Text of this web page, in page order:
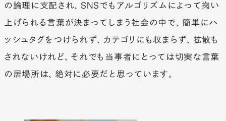
の論理に支配され、SNSでもアルゴリズムによって掬い
上げられる言葉が決まってしまう社会の中で、簡単にハ
ッシュタグをつけられず、カテゴリにも収まらず、拡散も
されないけれど、それでも当事者にとっては切実な言葉
の居場所は、絶対に必要だと思っています。